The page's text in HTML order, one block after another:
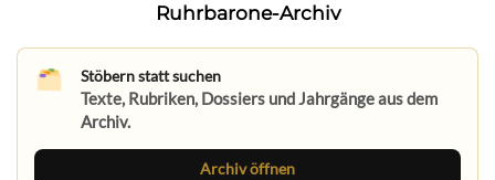
Ruhrbarone-Archiv
Stöbern statt suchen
Texte, Rubriken, Dossiers und Jahrgänge aus dem
Archiv.
Archiv öffnen